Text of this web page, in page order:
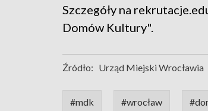
Szczegóły na
Domów Kultury".
Źródło: Urząd Miejski Wrocławia
#mdk #wrocław